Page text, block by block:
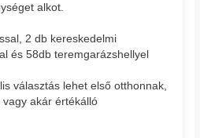
alkot.
2 db kereskedelmi
és 58db teremgarázshellyel
választás lehet első otthonnak,
akár értékálló